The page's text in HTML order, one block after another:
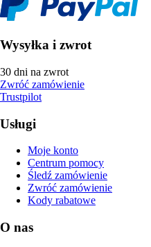
Wysyłka i zwrot
30 dni na zwrot
Zwróć zamówienie
Trustpilot
Usługi
Moje konto
Centrum pomocy
Śledź zamówienie
Zwróć zamówienie
Kody rabatowe
O nas